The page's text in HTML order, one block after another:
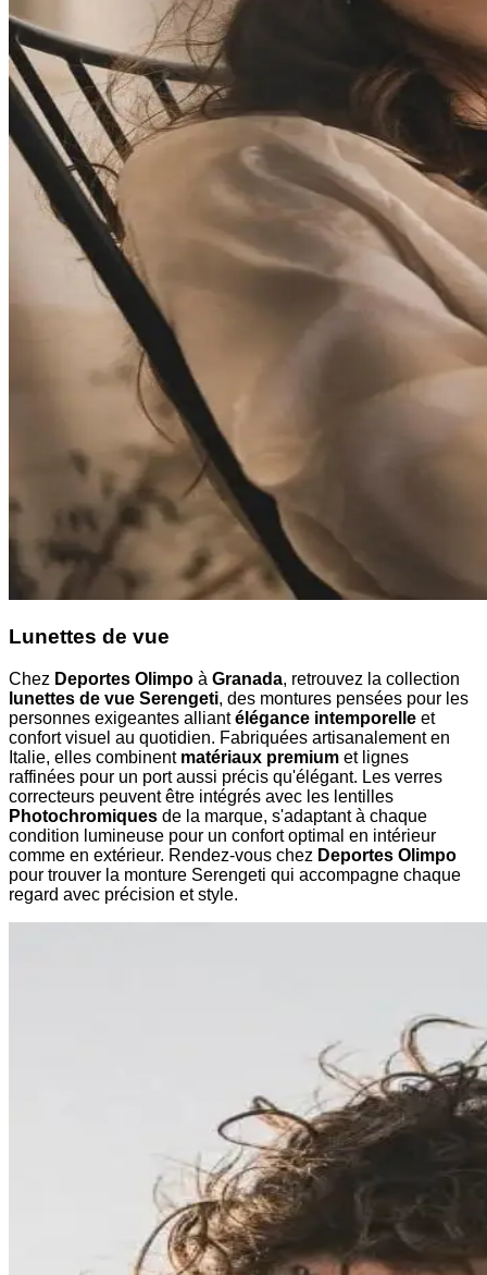
Lunettes de vue
Chez Deportes Olimpo à Granada, retrouvez la collection
lunettes de vue Serengeti, des montures pensées pour les
personnes exigeantes alliantélégance intemporelle et
confort visuel au quotidien. Fabriquées artisanalement en
Italie, elles combinent matériaux premium et lignes
raffinées pour un port aussi précis qu'élégant. Les verres
correcteurs peuvent être intégrés avec les lentilles
Photochromiques de la marque, s'adaptant à chaque
condition lumineuse pour un confort optimal en intérieur
comme en extérieur. Rendez-vous chez Deportes Olimpo
pour trouver la monture Serengeti qui accompagne chaque
regard avec précision et style.